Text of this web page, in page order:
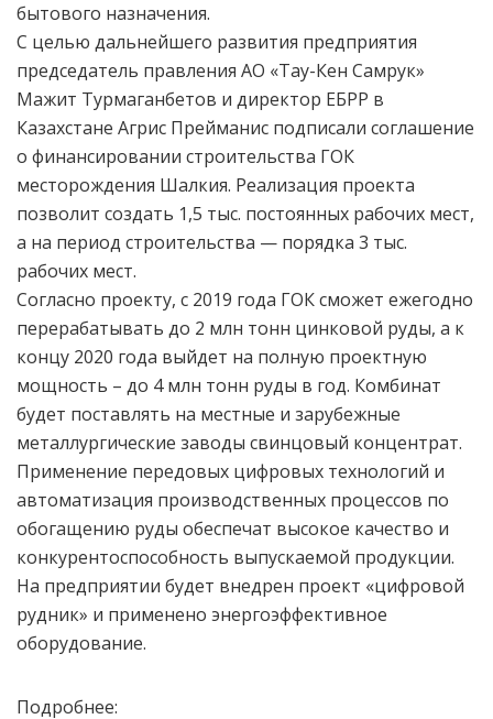
бытового назначения.
С целью дальнейшего развития предприятия
председатель правления АО «Тау-Кен Самрук»
Мажит Турмаганбетов и директор ЕБРР в
Казахстане Агрис Прейманис подписали соглашение
о финансировании строительства ГОК
месторождения Шалкия. Реализация проекта
позволит создать 1,5 тыс. постоянных рабочих мест,
а на период строительства — порядка 3 тыс.
рабочих мест.
Согласно проекту, с 2019 года ГОК сможет ежегодно
перерабатывать до 2 млн тонн цинковой руды, а к
концу 2020 года выйдет на полную проектную
мощность – до 4 млн тонн руды в год. Комбинат
будет поставлять на местные и зарубежные
металлургические заводы свинцовый концентрат.
Применение передовых цифровых технологий и
автоматизация производственных процессов по
обогащению руды обеспечат высокое качество и
конкурентоспособность выпускаемой продукции.
На предприятии будет внедрен проект «цифровой
рудник» и применено энергоэффективное
оборудование.
Подробнее: